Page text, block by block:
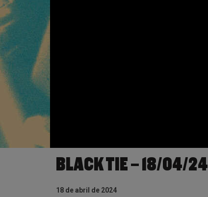
BLACK TIE – 18/04/24
18 de abril de 2024